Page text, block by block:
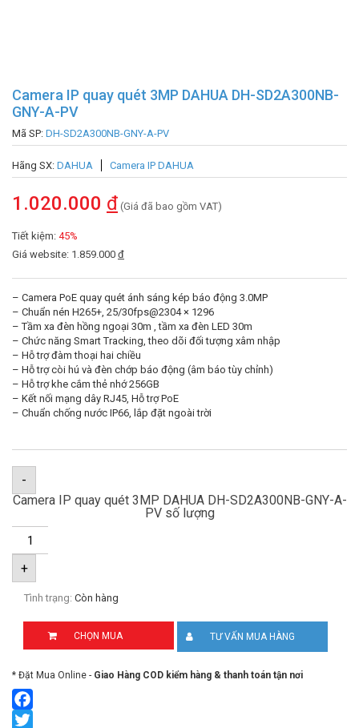
Camera IP quay quét 3MP DAHUA DH-SD2A300NB-
GNY-A-PV
Mã SP: DH-SD2A300NB-GNY-A-PV
Hãng SX: DAHUA Camera IP DAHUA
1.020.000 đ (Giá đã bao gồm VAT)
Tiết kiệm: 45%
Giá website: 1.859.000 đ
– Camera PoE quay quét ánh sáng kép báo động 3.0MP
– Chuẩn nén H265+, 25/30fps@2304 × 1296
– Tầm xa đèn hồng ngoại 30m , tầm xa đèn LED 30m
– Chức năng Smart Tracking, theo dõi đối tượng xâm nhập
– Hỗ trợ đàm thoại hai chiều
– Hỗ trợ còi hú và đèn chớp báo động (âm báo tùy chỉnh)
– Hỗ trợ khe cắm thẻ nhớ 256GB
– Kết nối mạng dây RJ45, Hỗ trợ PoE
– Chuẩn chống nước IP66, lắp đặt ngoài trời
-
Camera IP quay quét 3MP DAHUA DH-SD2A300NB-GNY-A-
PV số lượng
+
Tình trạng: Còn hàng
CHỌN MUA TƯ VẤN MUA HÀNG
* Đặt Mua Online - Giao Hàng COD kiểm hàng & thanh toán tận nơi
Facebook